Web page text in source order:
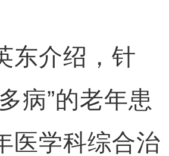
介绍，针
病”的老年患
医学科综合治